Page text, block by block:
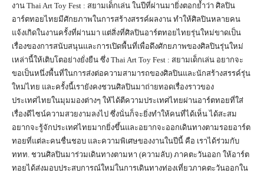
งาน Thai Art Toy Fest : สยามเด็กเล่น ในปีที่ผ่านมายิ่งตอกย้ำว่า ศิลปิน
อาร์ตทอยไทยมีศักยภาพในการสร้างสรรค์ผลงาน ทำให้ศิลปินหลายคน
แจ้งเกิดในงานครั้งที่ผ่านมา แต่สิ่งที่ศิลปินอาร์ตทอยไทยรุ่นใหม่ขาดเป็น
เรื่องของการสนับสนุนและการเปิดพื้นที่เพื่อดึงศักยภาพของศิลปินรุ่นใหม่
เหล่านี้ให้เติบโตอย่างยั่งยืน ซึ่ง Thai Art Toy Fest : สยามเด็กเล่น อยากจะ
ขอเป็นหนึ่งพื้นที่ในการส่งต่อความสามารถของศิลปินและนักสร้างสรรค์รุ่น
ใหม่ไทย และครั้งนี้เรายังคงชวนศิลปินมาถ่ายทอดเรื่องราวของ
ประเทศไทยในมุมมองต่างๆ ให้ได้ตีความประเทศไทยผ่านอาร์ตทอยที่ใส่
เรื่องดีไซน์ความสวยงามลงไป ซึ่งนั่นก็จะยิ่งทำให้คนที่ได้เห็น ได้สะสม
อยากจะรู้จักประเทศไทยมากยิ่งขึ้นและอยากจะออกเดินทางตามรอยอาร์ต
ทอยที่แต่ละคนชื่นชอบ และความพิเศษของงานในปีนี้ คือ เราได้ร่วมกับ
ททท. ชวนศิลปินมาร่วมเดินทางตามหา (ความลับ) ภาคตะวันออก ให้อาร์ต
ทอยได้ส่งมอบประสบการณ์ใหม่ในการเดินทางท่องเที่ยวภาคตะวันออกใน